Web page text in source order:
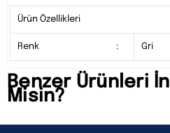
Ürün Özellikleri
Renk : Gri
Benzer Ürünleri
Misin?